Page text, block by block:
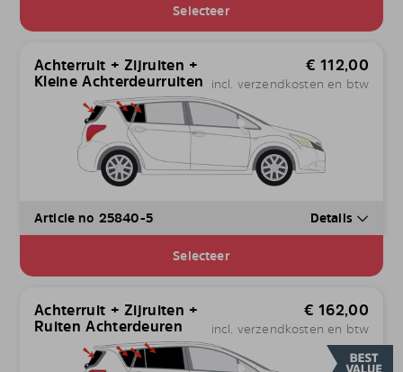
Selecteer
Achterruit + Zijruiten +
Kleine Achterdeurruiten
€ 112,00
incl. verzendkosten en btw
Article no 25840-5 Details
Selecteer
Achterruit + Zijruiten +
Ruiten Achterdeuren
€ 162,00
incl. verzendkosten en btw